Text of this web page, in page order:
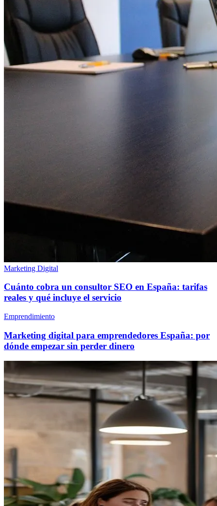
Marketing Digital
Cuánto cobra un consultor SEO en España: tarifas
reales y qué incluye el servicio
Emprendimiento
Marketing digital para emprendedores España: por
dónde empezar sin perder dinero